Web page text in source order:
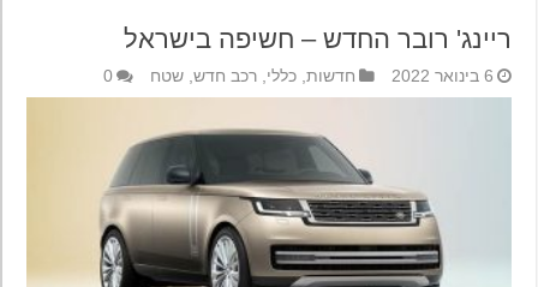
ריינג' רובר החדש – חשיפה בישראל
6 בינואר 2022 חדשות,כללי,רכב חדש,שטח 0